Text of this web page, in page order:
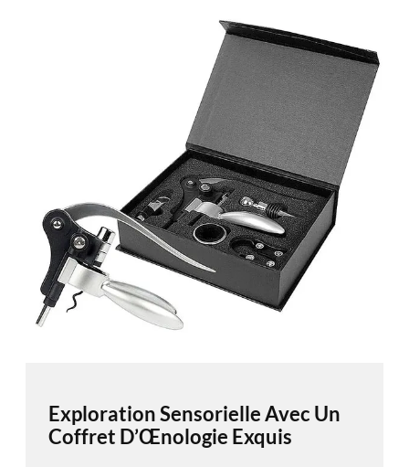
Exploration Sensorielle Avec Un
Coffret D’Œnologie Exquis